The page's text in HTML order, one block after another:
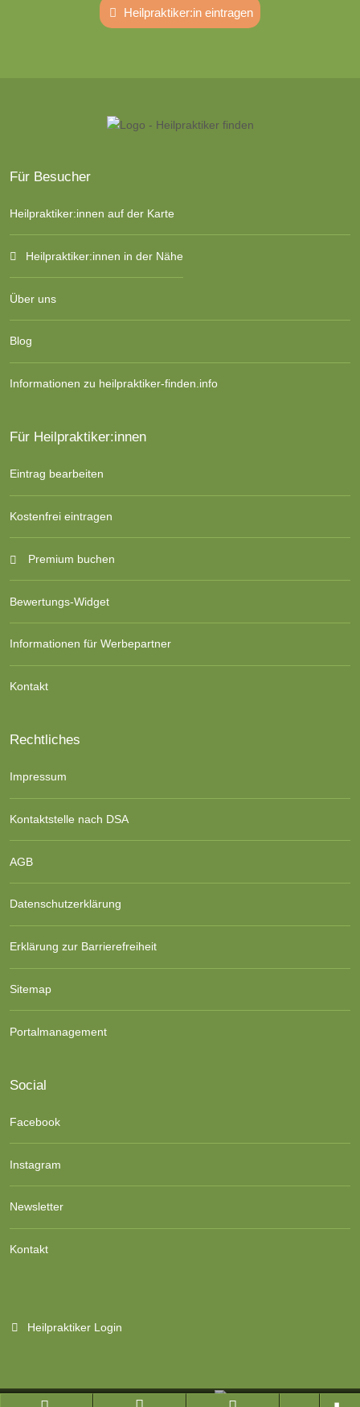
Heilpraktiker:in eintragen
Für Besucher
Heilpraktiker:innen auf der Karte
Heilpraktiker:innen in der Nähe
Über uns
Blog
Informationen zu heilpraktiker-finden.info
Für Heilpraktiker:innen
Eintrag bearbeiten
Kostenfrei eintragen
Premium buchen
Bewertungs-Widget
Informationen für Werbepartner
Kontakt
Rechtliches
Impressum
Kontaktstelle nach DSA
AGB
Datenschutzerklärung
Erklärung zur Barrierefreiheit
Sitemap
Portalmanagement
Social
Facebook
Instagram
Newsletter
Kontakt
Heilpraktiker Login
Branchenportal Software made in Germany